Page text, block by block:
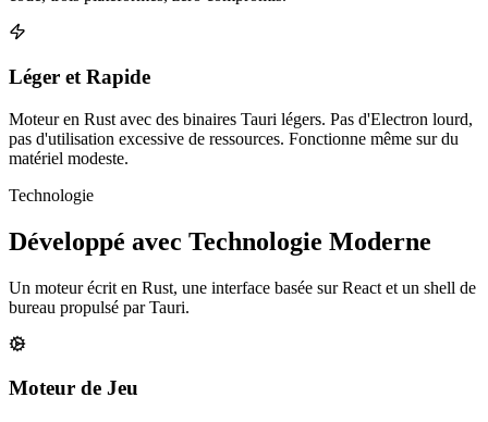
Léger et Rapide
Moteur en Rust avec des binaires Tauri légers. Pas d'Electron lourd,
pas d'utilisation excessive de ressources. Fonctionne même sur du
matériel modeste.
Technologie
Développé avec Technologie Moderne
Un moteur écrit en Rust, une interface basée sur React et un shell de
bureau propulsé par Tauri.
Moteur de Jeu